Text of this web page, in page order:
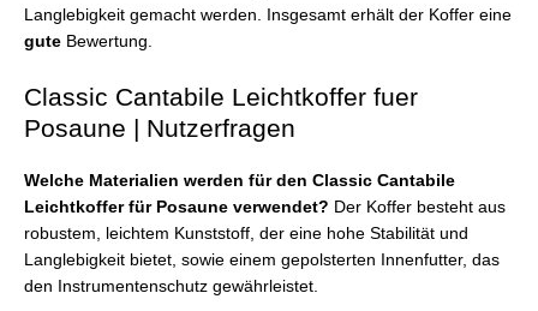
Langlebigkeit gemacht werden. Insgesamt erhält der Koffer eine
gute Bewertung.
Classic Cantabile Leichtkoffer fuer
Posaune | Nutzerfragen
Welche Materialien werden für den Classic Cantabile
Leichtkoffer für Posaune verwendet? Der Koffer besteht aus
robustem, leichtem Kunststoff, der eine hohe Stabilität und
Langlebigkeit bietet, sowie einem gepolsterten Innenfutter, das
den Instrumentenschutz gewährleistet.